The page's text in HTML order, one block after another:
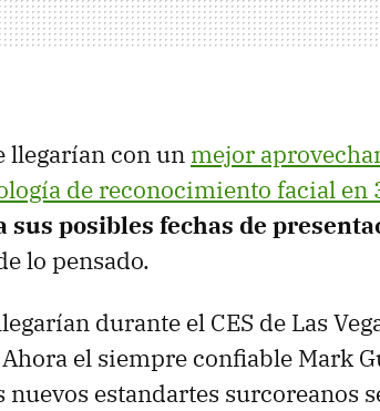
llegarían con un mejor
de reconocimiento facial en
sus posibles fechas de
lo pensado.
durante el CES de Las
el siempre confiable Mark
estandartes surcoreanos